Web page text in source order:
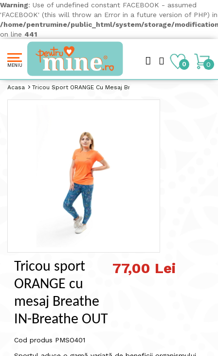
Warning: Use of undefined constant FACEBOOK - assumed
'FACEBOOK' (this will throw an Error in a future version of PHP) in
/home/pentrumine/public_html/system/storage/
on line 441
MENIU 0 0
Acasa Tricou Sport ORANGE Cu Mesaj Breathe IN Breathe OUT
Tricou sport
ORANGE cu
mesaj Breathe
IN-Breathe OUT
77,00 Lei
Cod produs PMSO401